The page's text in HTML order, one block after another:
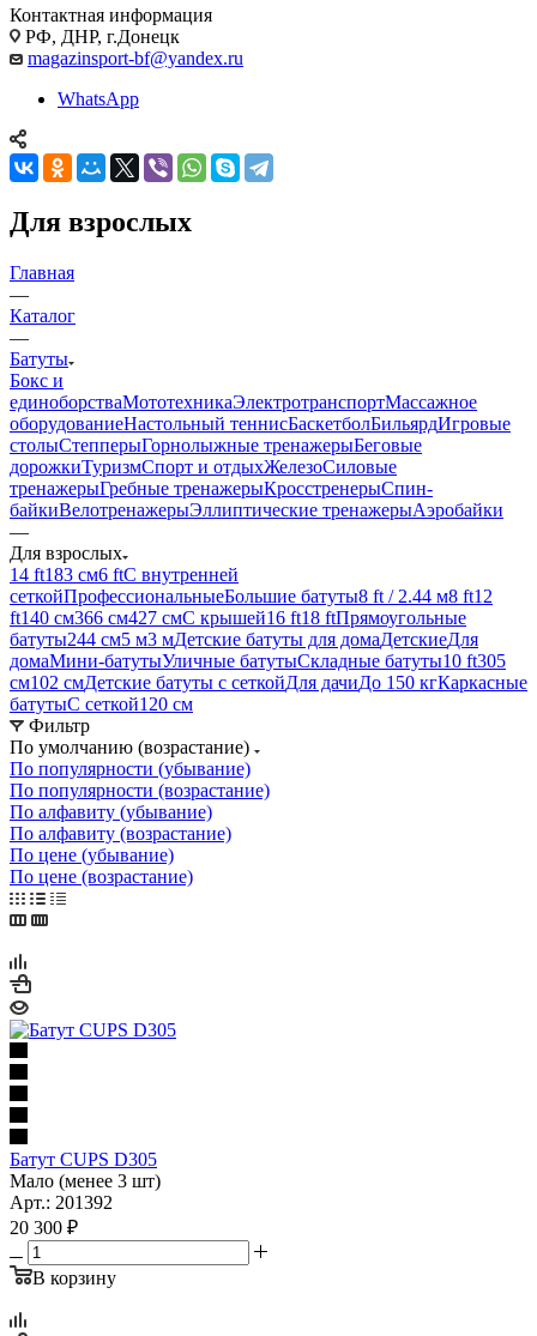
Контактная информация
РФ, ДНР, г.Донецк
magazinsport-bf@yandex.ru
WhatsApp
Для взрослых
Главная
—
Каталог
—
Батуты
Бокс и
единоборстваМототехникаЭлектротранспортМассажное
оборудованиеНастольный теннисБаскетболБильярдИгровые
столыСтепперыГорнолыжные тренажерыБеговые
дорожкиТуризмСпорт и отдыхЖелезоСиловые
тренажерыГребные тренажерыКросстренерыСпин-
байкиВелотренажерыЭллиптические тренажерыАэробайки
—
Для взрослых
14 ft183 см6 ftС внутренней
сеткойПрофессиональныеБольшие батуты8 ft / 2.44 м8 ft12
ft140 см366 см427 смС крышей16 ft18 ftПрямоугольные
батуты244 см5 м3 мДетские батуты для домаДетскиеДля
домаМини-батутыУличные батутыСкладные батуты10 ft305
см102 смДетские батуты с сеткойДля дачиДо 150 кгКаркасные
батутыС сеткой120 см
Фильтр
По умолчанию (возрастание)
По популярности (убывание)
По популярности (возрастание)
По алфавиту (убывание)
По алфавиту (возрастание)
По цене (убывание)
По цене (возрастание)
Батут CUPS D305
Мало (менее 3 шт)
Арт.: 201392
20 300 ₽
В корзину